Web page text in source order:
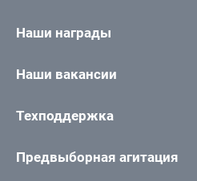
Наши награды
Наши вакансии
Техподдержка
Предвыборная агитация